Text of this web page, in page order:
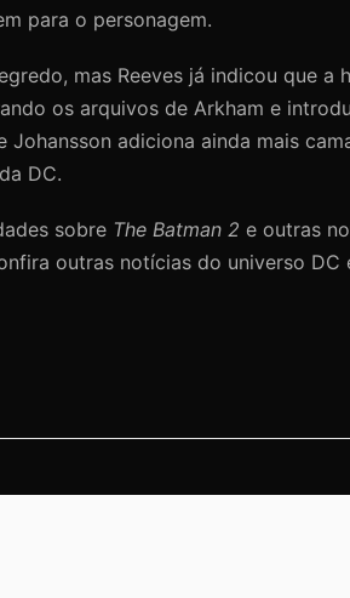
para o personagem.
mas Reeves já indicou que a
os arquivos de Arkham e
adiciona ainda mais
DC.
sobre The Batman 2 e outras
outras notícias do universo DC